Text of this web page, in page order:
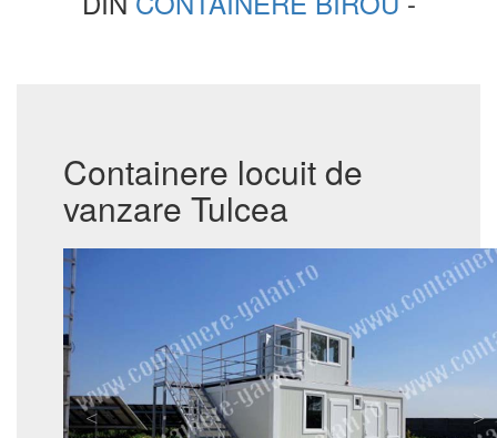
Containere locuit de
vanzare Tulcea